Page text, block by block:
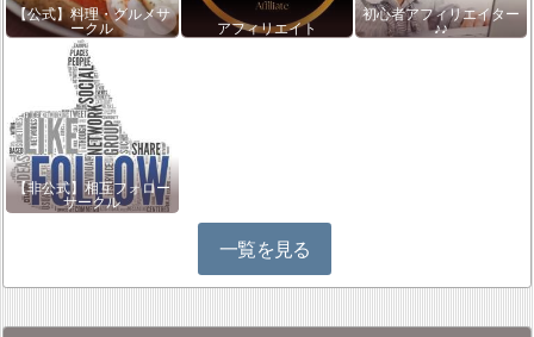
【公式】料理・グルメサ
ークル
アフィリエイト
初心者アフィリエイター
♪♪
【非公式】相互フォロー
サークル
一覧を見る